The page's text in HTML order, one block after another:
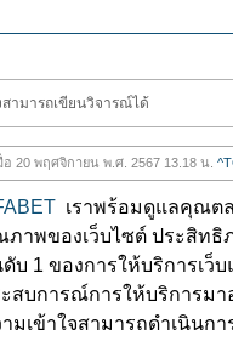
ามารถเขียนวิจารณ์ได้
อ 20 พฤศจิกายน พ.ศ. 2567 13.18 น.
เราพร้อมดูแลคุณต
าพของเว็บไซต์ ประสิทธิ
บ 1 ของการให้บริการเว็
สบการณ์การให้บริการมา
มเข้าใจสามารถดำเนินก